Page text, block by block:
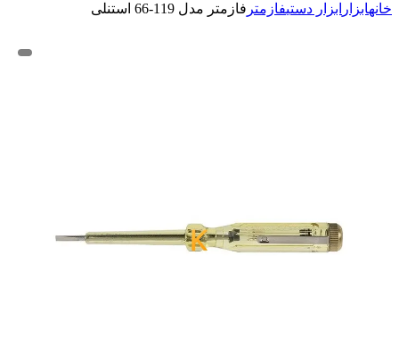
خانهابزار ابزار دستیفازمتر فازمتر مدل 119-66 استنلی